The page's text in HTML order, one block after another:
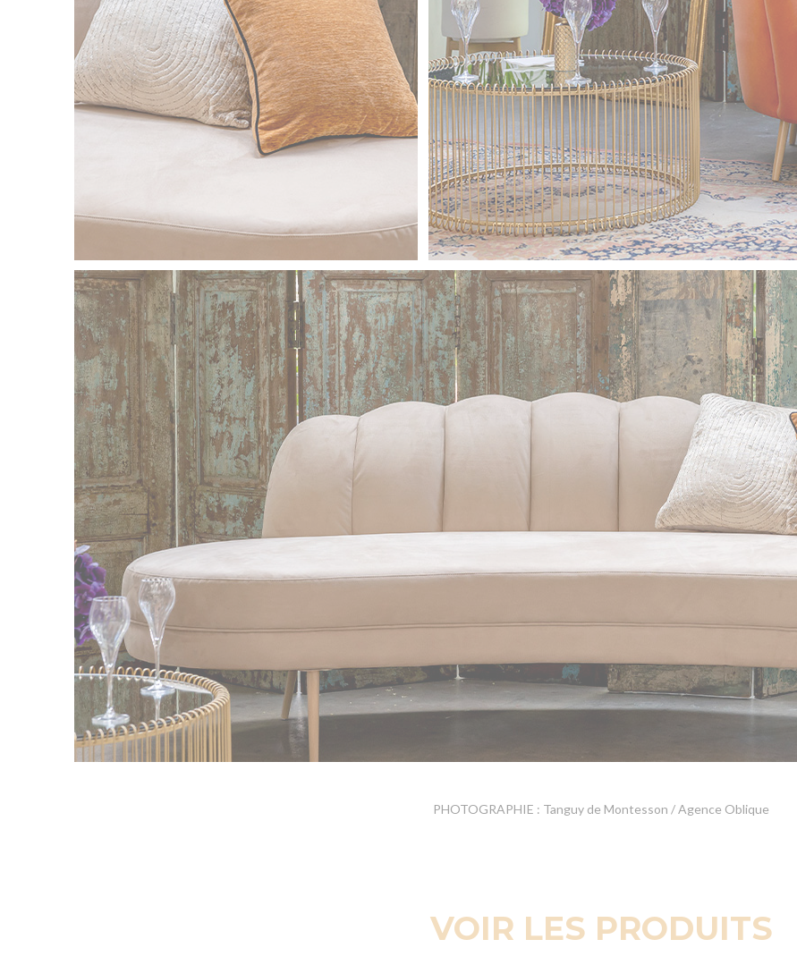
PHOTOGRAPHIE : Tanguy de Montesson / Agence Oblique
VOIR LES PRODUITS